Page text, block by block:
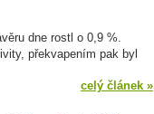
dne rostl o 0,9 %.
překvapením pak byl
celý článek »